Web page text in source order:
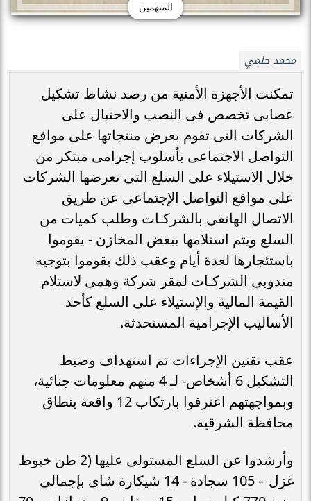
المتهمين
محمد حلمي
تمكنت الأجهزة الأمنية من رصد نشاط تشكيل
عصابى تخصص فى النصب والاحتيال على
الشركات التى تقوم بعرض منتجاتها على مواقع
التواصل الاجتماعى بأسلوب إجرامى مبتكر من
خلال الاستيلاء على السلع التى تعرضها الشركات
على مواقع التواصل الإجتماعى عن طريق
الاتصال الهاتفى بالشركـات وطلب كميات من
السلع ويتم استلامها ببعض المخازن - يقوموا
باستئجارها لعدة أيام وعقب ذلك يقوموا بتوجيه
مندوبى الشركـات لمقر شركة وهمى لاستلام
القيمة المالية والإستيلاء على السلع كأحد
الأساليب الإجرامية المستحدثة.
عقب تقنين الإجراءات تم استهداف وضبط
التشكيل 6 أشخاص- لـ 4 منهم معلومات جنائية،
وبمواجهتهم اعترفوا بارتكاب 12 واقعة بنطاق
محافظة الشرقية.
وأرشدوا عن السلع المستولى عليها (2 طن خيوط
غزل – 105 سجادة - 14 شيكارة شاى بإجمالى